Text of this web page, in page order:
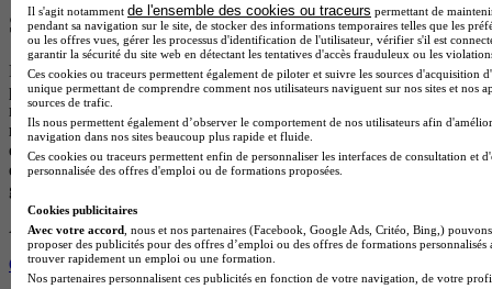
Salaire et débouchés d'un chirurgien
Pour ceux qui vont jusqu'au bout, en revanche, les perspectives
professionnelles et financières restent solides. Une fois le parcours
mené à son terme, le salaire du chirurgien varie fortement selon son
mode d'exercice. À l'hôpital public, un praticien hospitalier touche
environ 4 000 € nets mensuels en début de carrière
, et grimpe
entre6 500 et 7 500 € nets en fin de carrièreavec les primes et les
gardes.
À lire également
Quels sont les métiers de la santé les mieux payés ?
Il s'agit notamment de l'ensemble des cookies ou traceurs permettant de
pendant sa navigation sur le site, de stocker des informations temporaires telles que les
ou les offres vues, gérer les processus d'identification de l'utilisateur, vérifier s'il est
garantir la sécurité du site web en détectant les tentatives d'accès frauduleux ou les
Ces cookies ou traceurs permettent également de piloter et suivre les sources d'acquisition
unique permettant de comprendre comment nos utilisateurs naviguent sur nos sites et nos
sources de trafic.
Ils nous permettent également d’observer le comportement de nos utilisateurs afin
navigation dans nos sites beaucoup plus rapide et fluide.
Ces cookies ou traceurs permettent enfin de personnaliser les interfaces de consultation et
personnalisée des offres d'emploi ou de formations proposées.
Cookies publicitaires
Avec votre accord , nous et nos partenaires (Facebook, Google Ads, Critéo, Bing,)
proposer des publicités pour des offres d’emploi ou des offres de formations
trouver rapidement un emploi ou une formation.
Nos partenaires personnalisent ces publicités en fonction de votre navigation, de votre